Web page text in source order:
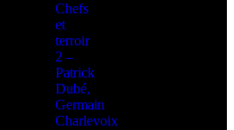
Chefs
et
terroir
2 –
Patrick
Dubé,
Germain
Charlevoix